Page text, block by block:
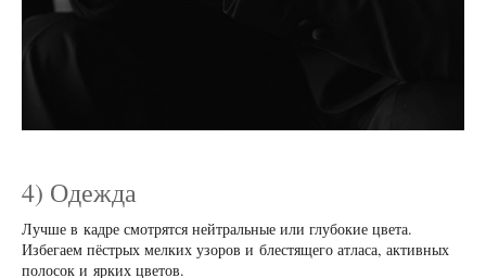
4) Одежда
Лучше в кадре смотрятся нейтральные или глубокие цвета.
Избегаем пёстрых мелких узоров и блестящего атласа, активных
полосок и ярких цветов.